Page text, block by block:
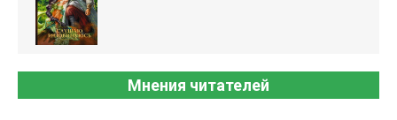
Мнения читателей